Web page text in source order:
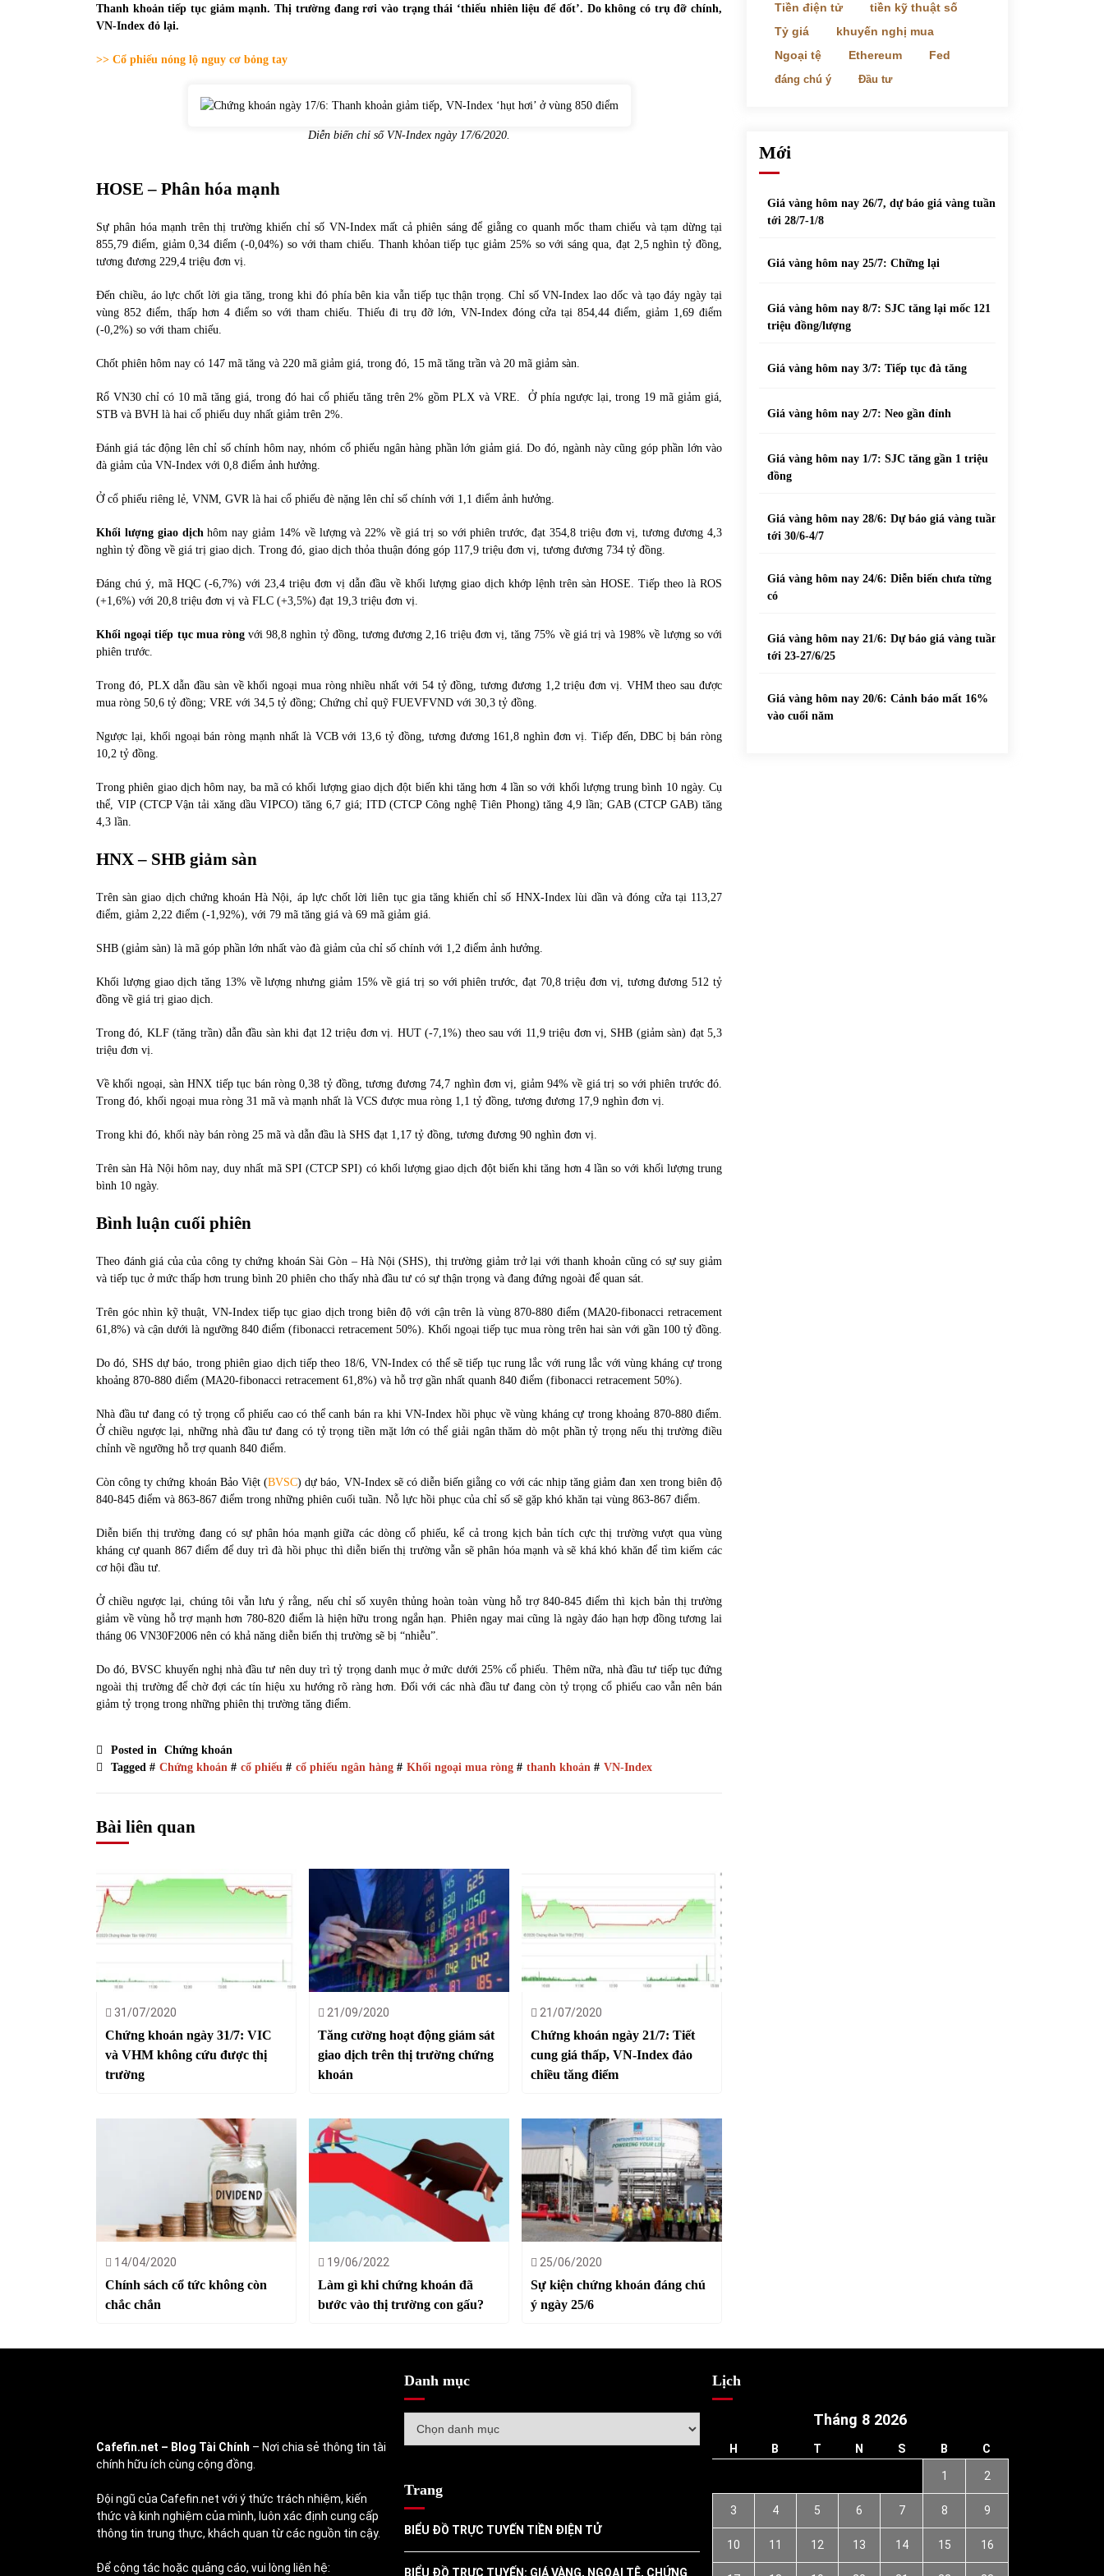
31/05/2022
của Vietcombank và Eximbank
phiếu nổi bật
Phân tích giá tiền điện tử sau ngày thị
09/11/2021 13/10/2021
13/10/2021
Thanh khoản tiếp tục giảm mạnh. Thị trường đang rơi vào trạng thái ‘thiếu nhiên liệu để đốt’. Do không có trụ đỡ chính,
VN-Index đỏ lại.
>> Cổ phiếu nóng lộ nguy cơ bỏng tay
Diễn biến chỉ số VN-Index ngày 17/6/2020.
HOSE – Phân hóa mạnh
Sự phân hóa mạnh trên thị trường khiến chỉ số VN-Index mất cả phiên sáng để giằng co quanh mốc tham chiếu và tạm dừng tại
855,79 điểm, giảm 0,34 điểm (-0,04%) so với tham chiếu. Thanh khỏan tiếp tục giảm 25% so với sáng qua, đạt 2,5 nghìn tỷ đồng,
tương đương 229,4 triệu đơn vị.
Đến chiều, áo lực chốt lời gia tăng, trong khi đó phía bên kia vẫn tiếp tục thận trọng. Chỉ số VN-Index lao dốc và tạo đáy ngày tại
vùng 852 điểm, thấp hơn 4 điểm so với tham chiếu. Thiếu đi trụ đỡ lớn, VN-Index đóng cửa tại 854,44 điểm, giảm 1,69 điểm
(-0,2%) so với tham chiếu.
Chốt phiên hôm nay có 147 mã tăng và 220 mã giảm giá, trong đó, 15 mã tăng trần và 20 mã giảm sàn.
Rổ VN30 chỉ có 10 mã tăng giá, trong đó hai cổ phiếu tăng trên 2% gồm PLX và VRE. Ở phía ngược lại, trong 19 mã giảm giá,
STB và BVH là hai cổ phiếu duy nhất giảm trên 2%.
Đánh giá tác động lên chỉ số chính hôm nay, nhóm cổ phiếu ngân hàng phần lớn giảm giá. Do đó, ngành này cũng góp phần lớn vào
đà giảm của VN-Index với 0,8 điểm ảnh hưởng.
Ở cổ phiếu riêng lẻ, VNM, GVR là hai cổ phiếu đè nặng lên chỉ số chính với 1,1 điểm ảnh hưởng.
Khối lượng giao dịchhôm nay giảm 14% về lượng và 22% về giá trị so với phiên trước, đạt 354,8 triệu đơn vị, tương đương 4,3
nghìn tỷ đồng về giá trị giao dịch. Trong đó, giao dịch thỏa thuận đóng góp 117,9 triệu đơn vị, tương đương 734 tỷ đồng.
Đáng chú ý, mã HQC (-6,7%) với 23,4 triệu đơn vị dẫn đầu về khối lượng giao dịch khớp lệnh trên sàn HOSE. Tiếp theo là ROS
(+1,6%) với 20,8 triệu đơn vị và FLC (+3,5%) đạt 19,3 triệu đơn vị.
Khối ngoại tiếp tục mua ròngvới 98,8 nghìn tỷ đồng, tương đương 2,16 triệu đơn vị, tăng 75% về giá trị và 198% về lượng so với
phiên trước.
Trong đó, PLX dẫn đầu sàn về khối ngoại mua ròng nhiều nhất với 54 tỷ đồng, tương đương 1,2 triệu đơn vị. VHM theo sau được
mua ròng 50,6 tỷ đồng; VRE với 34,5 tỷ đồng; Chứng chỉ quỹ FUEVFVND với 30,3 tỷ đồng.
Ngược lại, khối ngoại bán ròng mạnh nhất là VCB với 13,6 tỷ đồng, tương đương 161,8 nghìn đơn vị. Tiếp đến, DBC bị bán ròng
10,2 tỷ đồng.
Trong phiên giao dịch hôm nay, ba mã có khối lượng giao dịch đột biến khi tăng hơn 4 lần so với khối lượng trung bình 10 ngày. Cụ
thể, VIP (CTCP Vận tải xăng dầu VIPCO) tăng 6,7 giá; ITD (CTCP Công nghệ Tiên Phong) tăng 4,9 lần; GAB (CTCP GAB) tăng
4,3 lần.
HNX – SHB giảm sàn
Trên sàn giao dịch chứng khoán Hà Nội, áp lực chốt lời liên tục gia tăng khiến chỉ số HNX-Index lùi dần và đóng cửa tại 113,27
điểm, giảm 2,22 điểm (-1,92%), với 79 mã tăng giá và 69 mã giảm giá.
SHB (giảm sàn) là mã góp phần lớn nhất vào đà giảm của chỉ số chính với 1,2 điểm ảnh hưởng.
Khối lượng giao dịch tăng 13% về lượng nhưng giảm 15% về giá trị so với phiên trước, đạt 70,8 triệu đơn vị, tương đương 512 tỷ
đồng về giá trị giao dịch.
Trong đó, KLF (tăng trần) dẫn đầu sàn khi đạt 12 triệu đơn vị. HUT (-7,1%) theo sau với 11,9 triệu đơn vị, SHB (giảm sàn) đạt 5,3
triệu đơn vị.
Về khối ngoại, sàn HNX tiếp tục bán ròng 0,38 tỷ đồng, tương đương 74,7 nghìn đơn vị, giảm 94% về giá trị so với phiên trước đó.
Trong đó, khối ngoại mua ròng 31 mã và mạnh nhất là VCS được mua ròng 1,1 tỷ đồng, tương đương 17,9 nghìn đơn vị.
Trong khi đó, khối này bán ròng 25 mã và dẫn đầu là SHS đạt 1,17 tỷ đồng, tương đương 90 nghìn đơn vị.
Trên sàn Hà Nội hôm nay, duy nhất mã SPI (CTCP SPI) có khối lượng giao dịch đột biến khi tăng hơn 4 lần so với khối lượng trung
bình 10 ngày.
Bình luận cuối phiên
Theo đánh giá của của công ty chứng khoán Sài Gòn – Hà Nội (SHS), thị trường giảm trở lại với thanh khoản cũng có sự suy giảm
và tiếp tục ở mức thấp hơn trung bình 20 phiên cho thấy nhà đầu tư có sự thận trọng và đang đứng ngoài để quan sát.
Trên góc nhìn kỹ thuật, VN-Index tiếp tục giao dịch trong biên độ với cận trên là vùng 870-880 điểm (MA20-fibonacci retracement
61,8%) và cận dưới là ngưỡng 840 điểm (fibonacci retracement 50%). Khối ngoại tiếp tục mua ròng trên hai sàn với gần 100 tỷ đồng.
Do đó, SHS dự báo, trong phiên giao dịch tiếp theo 18/6, VN-Index có thể sẽ tiếp tục rung lắc với rung lắc với vùng kháng cự trong
khoảng 870-880 điểm (MA20-fibonacci retracement 61,8%) và hỗ trợ gần nhất quanh 840 điểm (fibonacci retracement 50%).
Nhà đầu tư đang có tỷ trọng cổ phiếu cao có thể canh bán ra khi VN-Index hồi phục về vùng kháng cự trong khoảng 870-880 điểm.
Ở chiều ngược lại, những nhà đầu tư đang có tỷ trọng tiền mặt lớn có thể giải ngân thăm dò một phần tỷ trọng nếu thị trường điều
chỉnh về ngưỡng hỗ trợ quanh 840 điểm.
Còn công ty chứng khoán Bảo Việt (BVSC) dự báo, VN-Index sẽ có diễn biến giằng co với các nhịp tăng giảm đan xen trong biên độ
840-845 điểm và 863-867 điểm trong những phiên cuối tuần. Nỗ lực hồi phục của chỉ số sẽ gặp khó khăn tại vùng 863-867 điểm.
Diễn biến thị trường đang có sự phân hóa mạnh giữa các dòng cổ phiếu, kể cả trong kịch bản tích cực thị trường vượt qua vùng
kháng cự quanh 867 điểm để duy trì đà hồi phục thì diễn biến thị trường vẫn sẽ phân hóa mạnh và sẽ khá khó khăn để tìm kiếm các
cơ hội đầu tư.
Ở chiều ngược lại, chúng tôi vẫn lưu ý rằng, nếu chỉ số xuyên thủng hoàn toàn vùng hỗ trợ 840-845 điểm thì kịch bản thị trường
giảm về vùng hỗ trợ mạnh hơn 780-820 điểm là hiện hữu trong ngắn hạn. Phiên ngay mai cũng là ngày đáo hạn hợp đồng tương lai
tháng 06 VN30F2006 nên có khả năng diễn biến thị trường sẽ bị “nhiễu”.
Do đó, BVSC khuyến nghị nhà đầu tư nên duy trì tỷ trọng danh mục ở mức dưới 25% cổ phiếu. Thêm nữa, nhà đầu tư tiếp tục đứng
ngoài thị trường để chờ đợi các tín hiệu xu hướng rõ ràng hơn. Đối với các nhà đầu tư đang còn tỷ trọng cổ phiếu cao vẫn nên bán
giảm tỷ trọng trong những phiên thị trường tăng điểm.
Posted in Chứng khoán
Tagged # Chứng khoán # cổ phiếu # cổ phiếu ngân hàng # Khối ngoại mua ròng # thanh khoản # VN-Index
Bài liên quan
31/07/2020
Chứng khoán ngày 31/7: VIC
và VHM không cứu được thị
trường
21/09/2020
Tăng cường hoạt động giám sát
giao dịch trên thị trường chứng
khoán
21/07/2020
Chứng khoán ngày 21/7: Tiết
cung giá thấp, VN-Index đảo
chiều tăng điểm
14/04/2020
Chính sách cổ tức không còn
chắc chắn
19/06/2022
Làm gì khi chứng khoán đã
bước vào thị trường con gấu?
25/06/2020
Sự kiện chứng khoán đáng chú
ý ngày 25/6
Tiền điện tử
tiền kỹ thuật số
Tỷ giá
khuyến nghị mua
Ngoại tệ
Ethereum
Fed
đáng chú ý
Đầu tư
Mới
Giá vàng hôm nay 26/7, dự báo giá vàng tuần
tới 28/7-1/8
Giá vàng hôm nay 25/7: Chững lại
Giá vàng hôm nay 8/7: SJC tăng lại mốc 121
triệu đồng/lượng
Giá vàng hôm nay 3/7: Tiếp tục đà tăng
Giá vàng hôm nay 2/7: Neo gần đỉnh
Giá vàng hôm nay 1/7: SJC tăng gần 1 triệu
đồng
Giá vàng hôm nay 28/6: Dự báo giá vàng tuần
tới 30/6-4/7
Giá vàng hôm nay 24/6: Diễn biến chưa từng
có
Giá vàng hôm nay 21/6: Dự báo giá vàng tuần
tới 23-27/6/25
Giá vàng hôm nay 20/6: Cảnh báo mất 16%
vào cuối năm
Cafefin.net – Blog Tài Chính – Nơi chia sẻ thông tin tài
chính hữu ích cùng cộng đồng.
Đội ngũ của Cafefin.net với ý thức trách nhiệm, kiến
thức và kinh nghiệm của mình, luôn xác định cung cấp
thông tin trung thực, khách quan từ các nguồn tin cậy.
Để cộng tác hoặc quảng cáo, vui lòng liên hệ:
Danh mục
mục
Trang
BIỂU ĐỒ TRỰC TUYẾN TIỀN ĐIỆN TỬ
BIỂU ĐỒ TRỰC TUYẾN: GIÁ VÀNG, NGOẠI TỆ, CHỨNG
Lịch
Tháng 8 2026
H B T N S B C
1 2
3 4 5 6 7 8 9
10 11 12 13 14 15 16